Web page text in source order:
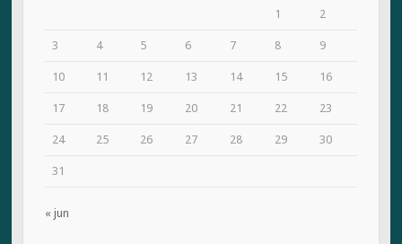
1 2
3 4 5 6 7 8 9
10 11 12 13 14 15 16
17 18 19 20 21 22 23
24 25 26 27 28 29 30
31
« jun